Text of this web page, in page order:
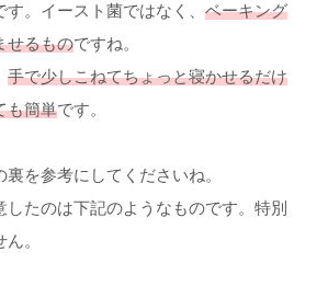
。イースト菌ではなく、 ベーキング
せるものですね。
手で少しこねてちょっと寝かせるだけ
も簡単です。
を参考にしてくださいね。
したのは下記のようなものです。特別
。